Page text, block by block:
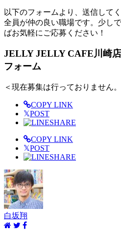
以下のフォームより、送信して
全員が仲の良い職場です。少し
ばお気軽にご応募ください！
JELLY JELLY CAFE川崎
フォーム
＜現在募集は行っておりません
COPY LINK
𝕏POST
SHARE
COPY LINK
𝕏POST
SHARE
白坂翔